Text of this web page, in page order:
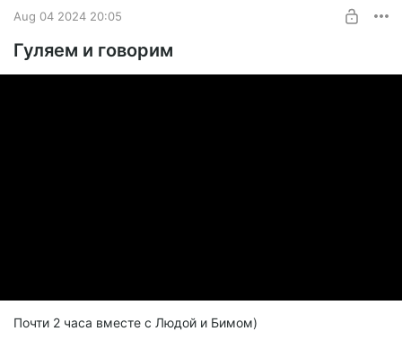
Aug 04 2024 20:05
Гуляем и говорим
Почти 2 часа вместе с Людой и Бимом)